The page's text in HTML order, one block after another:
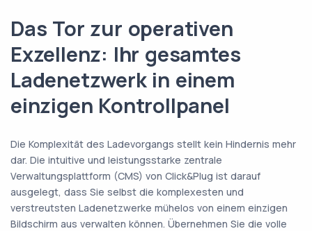
Das Tor zur operativen
Exzellenz: Ihr gesamtes
Ladenetzwerk in einem
einzigen Kontrollpanel
Die Komplexität des Ladevorgangs stellt kein Hindernis mehr
dar. Die intuitive und leistungsstarke zentrale
Verwaltungsplattform (CMS) von Click&Plug ist darauf
ausgelegt, dass Sie selbst die komplexesten und
verstreutsten Ladenetzwerke mühelos von einem einzigen
Bildschirm aus verwalten können. Übernehmen Sie die volle